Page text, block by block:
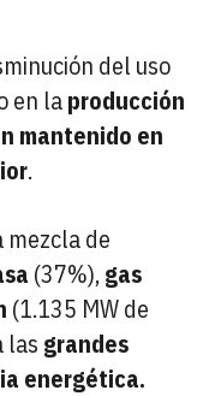
del uso
en laproducción
mantenido en
.
mezcla de
(37%),gas
(1.135 MW de
las grandes
energética.